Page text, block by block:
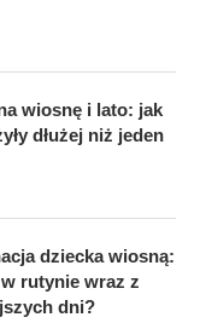
wiosnę i lato: jak
dłużej niż jeden
dziecka wiosną:
rutynie wraz z
dni?